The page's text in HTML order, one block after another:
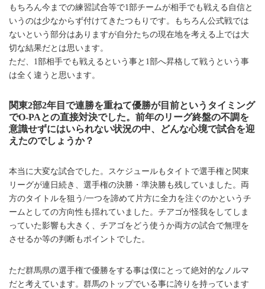
もちろん今までの練習試合等で1部チームが相手でも戦える自信と
いうのは少なからず付けてきたつもりです。もちろん公式戦では
ないという部分はありますが自分たちの現在地を考える上では大
切な結果だとは思います。
ただ、1部相手でも戦えるという事と1部へ昇格して戦うという事
は全く違うと思います。
関東2部2年目で連勝を重ねて優勝が目前というタイミング
でO-PAとの直接対決でした。前年のリーグ終盤の不調を
意識せずにはいられない状況の中、どんな心境で試合を迎
えたのでしょうか？
本当に大変な試合でした。スケジュールもタイトで選手権と関東
リーグが連日続き、選手権の決勝・準決勝も残していました。両
方のタイトルを狙う/一つを諦めて片方に全力を注ぐのかというチ
ームとしての方向性も揺れていました。チアゴが怪我をしてしま
っていた影響も大きく、チアゴをどう使うか両方の試合で無理を
させるか等の判断もポイントでした。
ただ群馬県の選手権で優勝をする事は僕にとって絶対的なノルマ
だと考えています。群馬のトップでいる事に誇りを持っています